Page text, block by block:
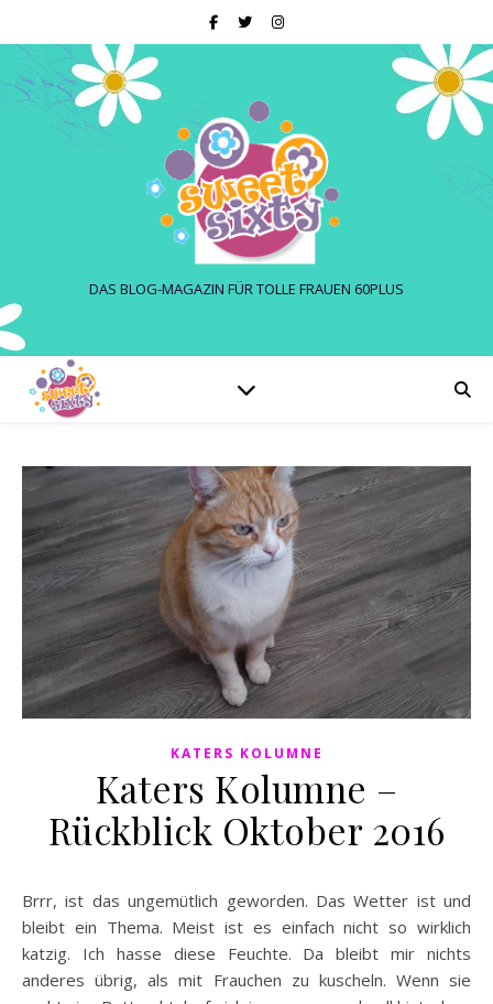
DAS BLOG-MAGAZIN FÜR TOLLE FRAUEN 60PLUS
KATERS KOLUMNE
Katers Kolumne –
Rückblick Oktober 2016
Brrr, ist das ungemütlich geworden. Das Wetter ist und
bleibt ein Thema. Meist ist es einfach nicht so wirklich
katzig. Ich hasse diese Feuchte. Da bleibt mir nichts
anderes übrig, als mit Frauchen zu kuscheln. Wenn sie